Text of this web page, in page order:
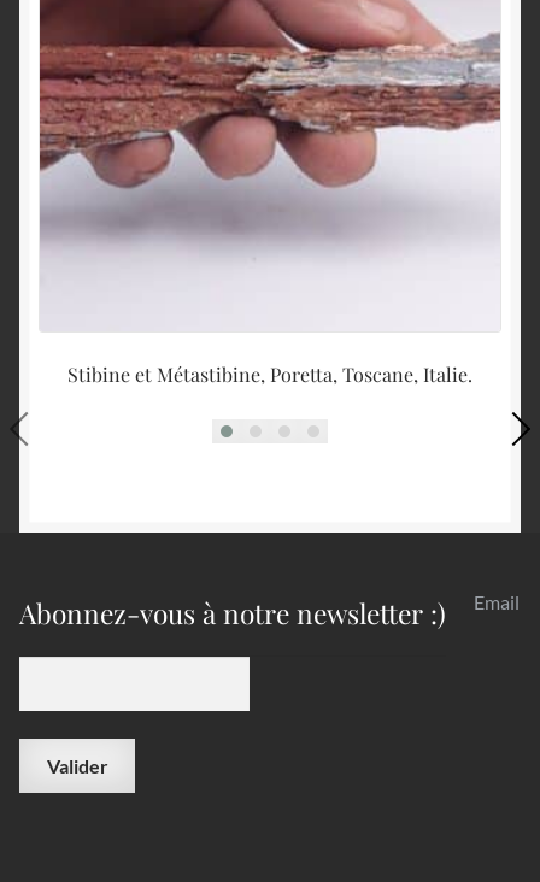
Stibine et Métastibine, Poretta, Toscane, Italie.
Abonnez-vous à notre newsletter :) Email